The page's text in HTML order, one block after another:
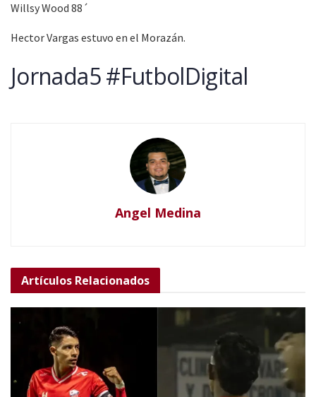
Willsy Wood 88´
Hector Vargas estuvo en el Morazán.
Jornada5 #FutbolDigital
Angel Medina
Artículos Relacionados